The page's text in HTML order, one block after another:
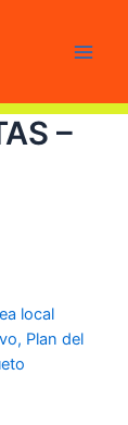
–
local
Plan del